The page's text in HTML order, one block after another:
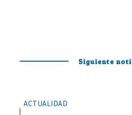
Siguiente
ACTUALIDAD